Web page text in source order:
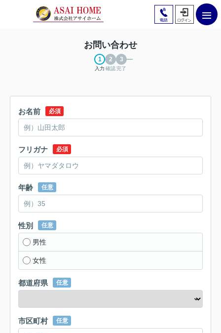
お問い合わせ
入力 確認完了
お名前 必須
フリガナ 必須
年齢 任意
性別 任意
男性
女性
都道府県 任意
市区町村 任意